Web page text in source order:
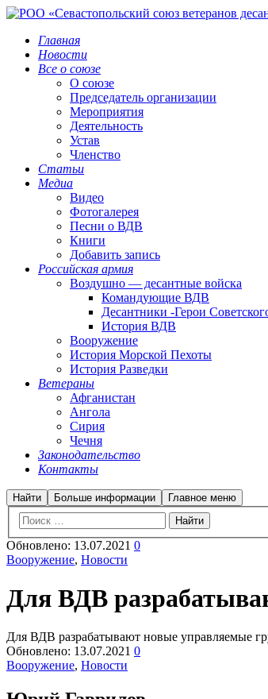
Главная
Новости
Все о союзе
О союзе
Председатель организации
Мероприятия
Деятельность
Устав
Членство
Статьи
Медиа
Видео
Фотогалерея
Песни о ВДВ
Книги
Добавить запись
Российская армия
Воздушно — десантные войска
Командующие ВДВ
Десантники -Герои
История ВДВ
Вооружение
История Морской Пехоты
История Разведки
Ветераны
Афганистан
Ангола
Сирия
Чечня
Законодательство
Контакты
Найти Больше информации Главное меню
Обновлено: 13.07.2021 0
Вооружение, Новости
Для ВДВ
Для ВДВ разрабатывают новые управляемые
Обновлено: 13.07.2021 0
Вооружение, Новости